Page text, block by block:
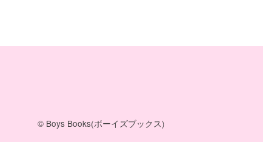
© Boys Books(ボーイズブックス)